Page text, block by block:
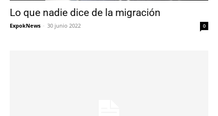
Lo que nadie dice de la migración
ExpokNews - 30 junio 2022 0